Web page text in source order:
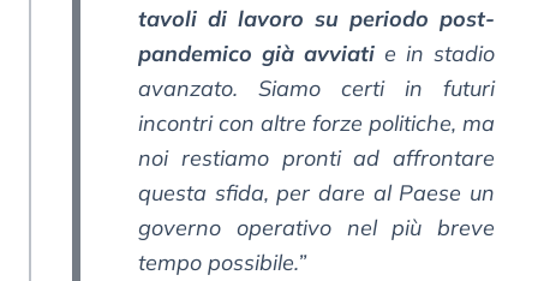
tavoli di lavoro su periodo post-
pandemico già avviati e in stadio
avanzato. Siamo certi in futuri
incontri con altre forze politiche, ma
noi restiamo pronti ad affrontare
questa sfida, per dare al Paese un
governo operativo nel più breve
tempo possibile.”